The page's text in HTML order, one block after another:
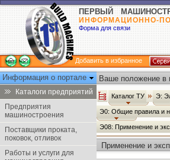
ПЕРВЫЙ
ИНФОРМАЦИОННО-
Форма для связи
Добавить в избранное
Информация о портале
Каталоги предприятий
Предприятия
машиностроения
Поставщики проката,
поковок, отливок
Работы и услуги для
Ваше положение в
Каталог ТУ Э:
Э0: Общие правила и
Э08: Применение и
Применение и